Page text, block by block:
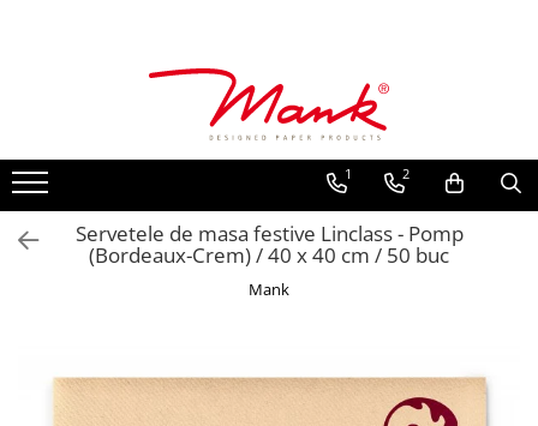
Toate Produsele
UNI
IMPRIMEU
SERVETELE FESTIVE
1 2
Servetele de masa festive Linclass - Pomp
(Bordeaux-Crem) / 40 x 40 cm / 50 buc
Mank